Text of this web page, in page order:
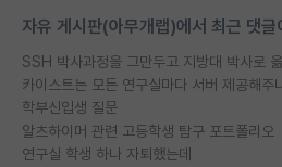
자유 게시판(아무개랩)에서 최근 댓글
카이스트는 모든 연구실마다 서버 제공해주
학부신입생 질문
알츠하이머 관련 고등학생 탐구 포트폴리오
연구실 학생 하나 자퇴했는데